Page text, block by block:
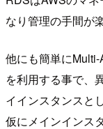
なり管理の手間が
他にも簡単に
を利用する事で、
イインスタンスと
仮にメインインス